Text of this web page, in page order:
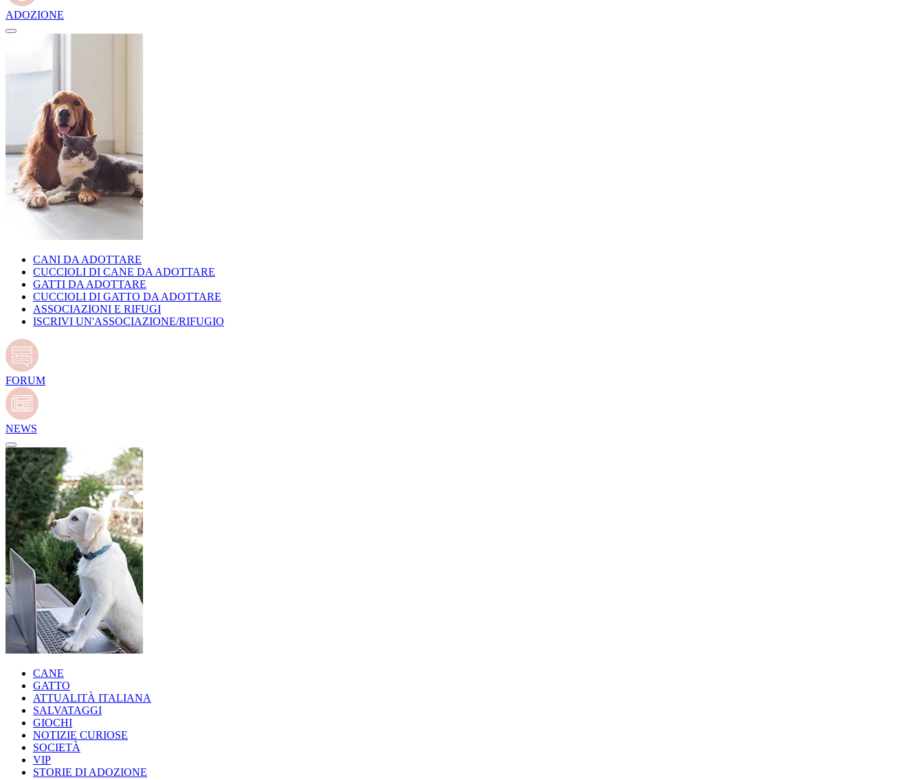
ADOZIONE
CANI DA ADOTTARE
CUCCIOLI DI CANE DA ADOTTARE
GATTI DA ADOTTARE
CUCCIOLI DI GATTO DA ADOTTARE
ASSOCIAZIONI E RIFUGI
ISCRIVI UN'ASSOCIAZIONE/RIFUGIO
FORUM
NEWS
CANE
GATTO
ATTUALITÀ ITALIANA
SALVATAGGI
GIOCHI
NOTIZIE CURIOSE
SOCIETÀ
VIP
STORIE DI ADOZIONE